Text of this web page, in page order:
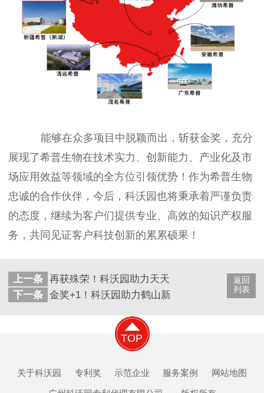
能够在众多项目中脱颖而出，斩获金奖，充分
展现了希普生物在技术实力、创新能力、产业化及市
场应用效益等领域的全方位引领优势！作为希普生物
忠诚的合作伙伴，今后，科沃园也将秉承着严谨负责
的态度，继续为客户们提供专业、高效的知识产权服
务，共同见证客户科技创新的累累硕果！
返回
列表
上一条 再获殊荣！科沃园助力天天向上医疗公司摘得发
下一条 金奖+1！科沃园助力鹤山新的喜获第25届发明
TOP
关于科沃园 专利奖 示范企业 服务案例 网站地图